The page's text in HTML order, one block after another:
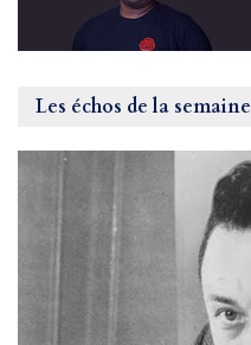
Les échos de la semaine